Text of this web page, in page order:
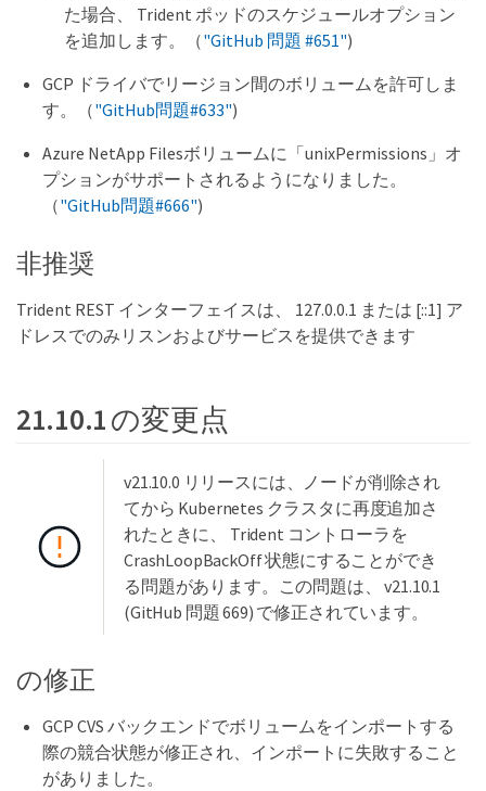
た場合、 Trident ポッドのスケジュールオプション
を追加します。（"GitHub 問題 #651")
GCP ドライバでリージョン間のボリュームを許可しま
す。（"GitHub問題#633")
Azure NetApp Filesボリュームに「unixPermissions」オ
プションがサポートされるようになりました。
（"GitHub問題#666")
非推奨
Trident REST インターフェイスは、 127.0.0.1 または [::1] ア
ドレスでのみリスンおよびサービスを提供できます
21.10.1 の変更点
v21.10.0 リリースには、ノードが削除され
てから Kubernetes クラスタに再度追加さ
れたときに、 Trident コントローラを
CrashLoopBackOff 状態にすることができ
る問題があります。この問題は、 v21.10.1
(GitHub 問題 669) で修正されています。
の修正
GCP CVS バックエンドでボリュームをインポートする
際の競合状態が修正され、インポートに失敗すること
がありました。